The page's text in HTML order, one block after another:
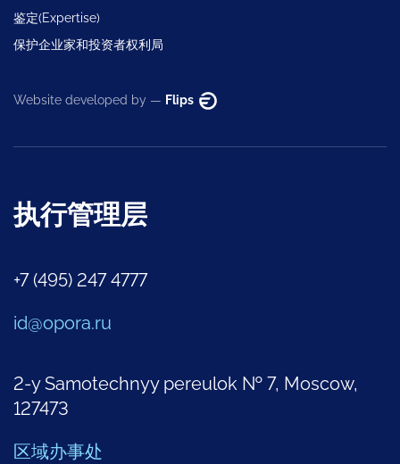
鉴定(Expertise)
保护企业家和投资者权利局
Website developed by — Flips
执行管理层
+7 (495) 247 4777
id@opora.ru
2-y Samotechnyy pereulok № 7, Moscow,
127473
区域办事处